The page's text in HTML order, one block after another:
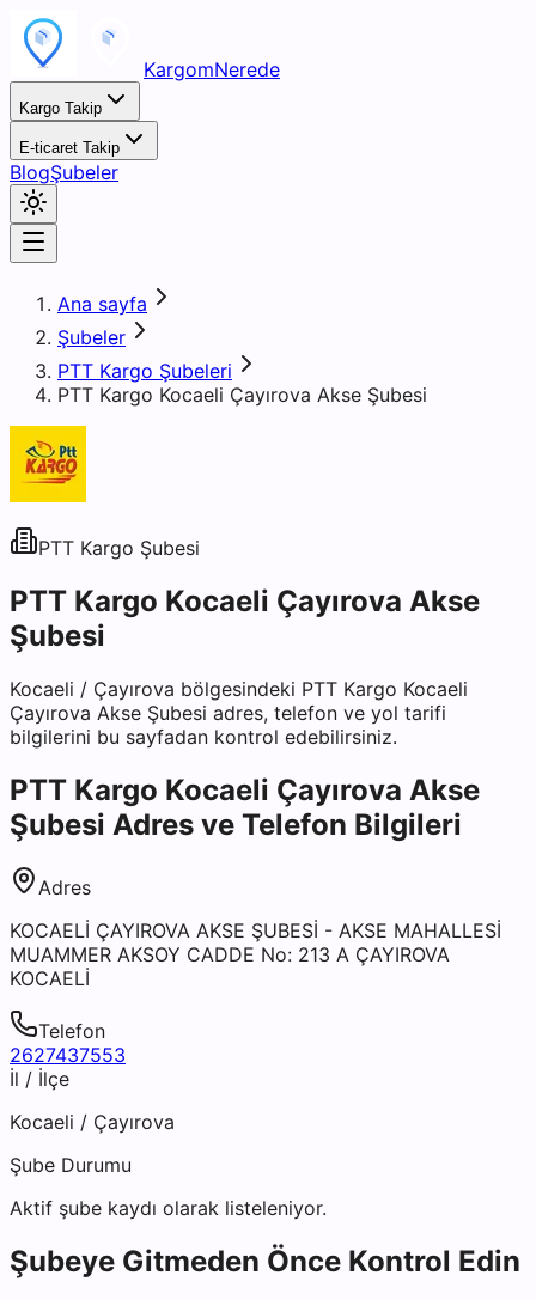
KargomNerede
Kargo Takip
E-ticaret Takip
BlogŞubeler
Ana sayfa
Şubeler
PTT Kargo Şubeleri
PTT Kargo Kocaeli Çayırova Akse Şubesi
PTT Kargo Şubesi
PTT Kargo Kocaeli Çayırova Akse
Şubesi
Kocaeli / Çayırova bölgesindeki PTT Kargo Kocaeli
Çayırova Akse Şubesi adres, telefon ve yol tarifi
bilgilerini bu sayfadan kontrol edebilirsiniz.
PTT Kargo Kocaeli Çayırova Akse
Şubesi Adres ve Telefon Bilgileri
Adres
KOCAELİ ÇAYIROVA AKSE ŞUBESİ - AKSE MAHALLESİ
MUAMMER AKSOY CADDE No: 213 A ÇAYIROVA
KOCAELİ
Telefon
2627437553
İl / İlçe
Kocaeli / Çayırova
Şube Durumu
Aktif şube kaydı olarak listeleniyor.
Şubeye Gitmeden Önce Kontrol Edin